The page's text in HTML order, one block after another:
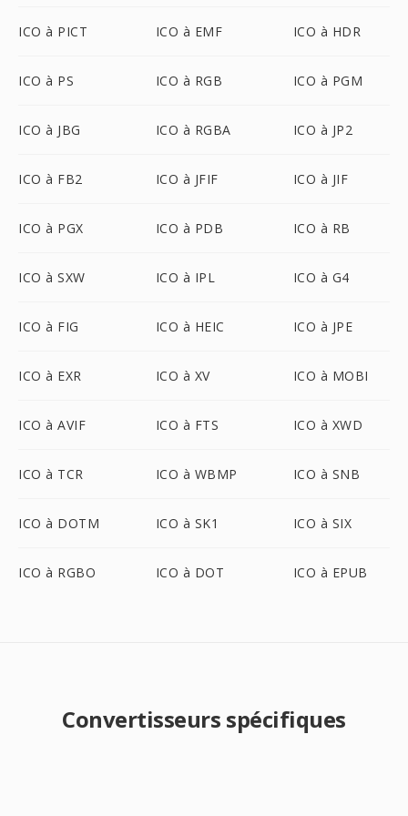
ICO à PICT ICO à EMF ICO à HDR
ICO à PS ICO à RGB ICO à PGM
ICO à JBG ICO à RGBA ICO à JP2
ICO à FB2 ICO à JFIF ICO à JIF
ICO à PGX ICO à PDB ICO à RB
ICO à SXW ICO à IPL ICO à G4
ICO à FIG ICO à HEIC ICO à JPE
ICO à EXR ICO à XV ICO à MOBI
ICO à AVIF ICO à FTS ICO à XWD
ICO à TCR ICO à WBMP ICO à SNB
ICO à DOTM ICO à SK1 ICO à SIX
ICO à RGBO ICO à DOT ICO à EPUB
Convertisseurs spécifiques